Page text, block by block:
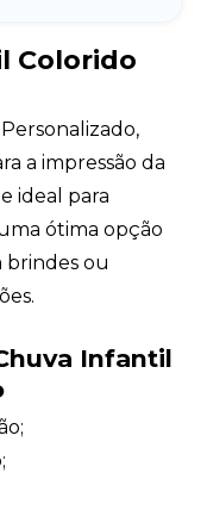
Colorido
a impressão da
ideal para
ótima opção
brindes ou
Infantil